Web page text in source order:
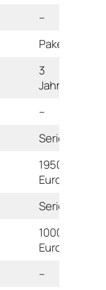
–
Paket
3
Jahre
–
Serie
1950
Euro
Serie
1000
Euro
–